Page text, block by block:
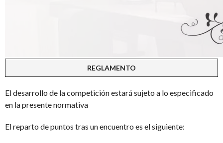
REGLAMENTO
El desarrollo de la competición estará sujeto a lo especificado
en la presente normativa
El reparto de puntos tras un encuentro es el siguiente: